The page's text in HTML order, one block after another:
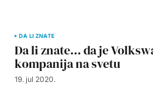
DA LI ZNATE
Da li znate… da je
kompanija na svetu
19. jul 2020.